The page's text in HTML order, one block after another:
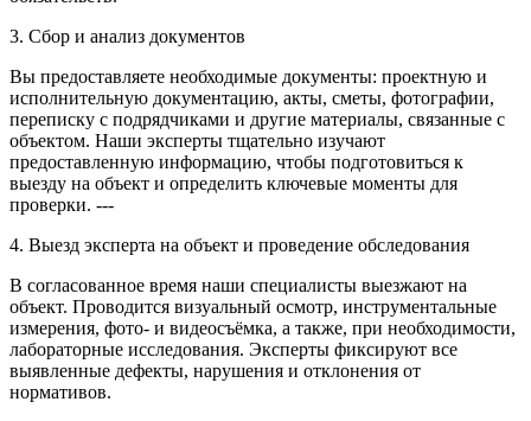
3. Сбор и анализ документов
Вы предоставляете необходимые документы: проектную и
исполнительную документацию, акты, сметы, фотографии,
переписку с подрядчиками и другие материалы, связанные с
объектом. Наши эксперты тщательно изучают
предоставленную информацию, чтобы подготовиться к
выезду на объект и определить ключевые моменты для
проверки. ---
4. Выезд эксперта на объект и проведение обследования
В согласованное время наши специалисты выезжают на
объект. Проводится визуальный осмотр, инструментальные
измерения, фото- и видеосъёмка, а также, при необходимости,
лабораторные исследования. Эксперты фиксируют все
выявленные дефекты, нарушения и отклонения от
нормативов.